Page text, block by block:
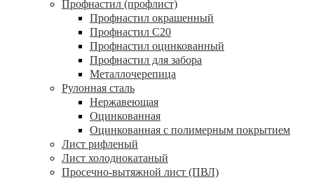
Профнастил (профлист)
Профнастил окрашенный
Профнастил С20
Профнастил оцинкованный
Профнастил для забора
Металлочерепица
Рулонная сталь
Нержавеющая
Оцинкованная
Оцинкованная с полимерным покрытием
Лист рифленый
Лист холоднокатаный
Просечно-вытяжной лист (ПВЛ)